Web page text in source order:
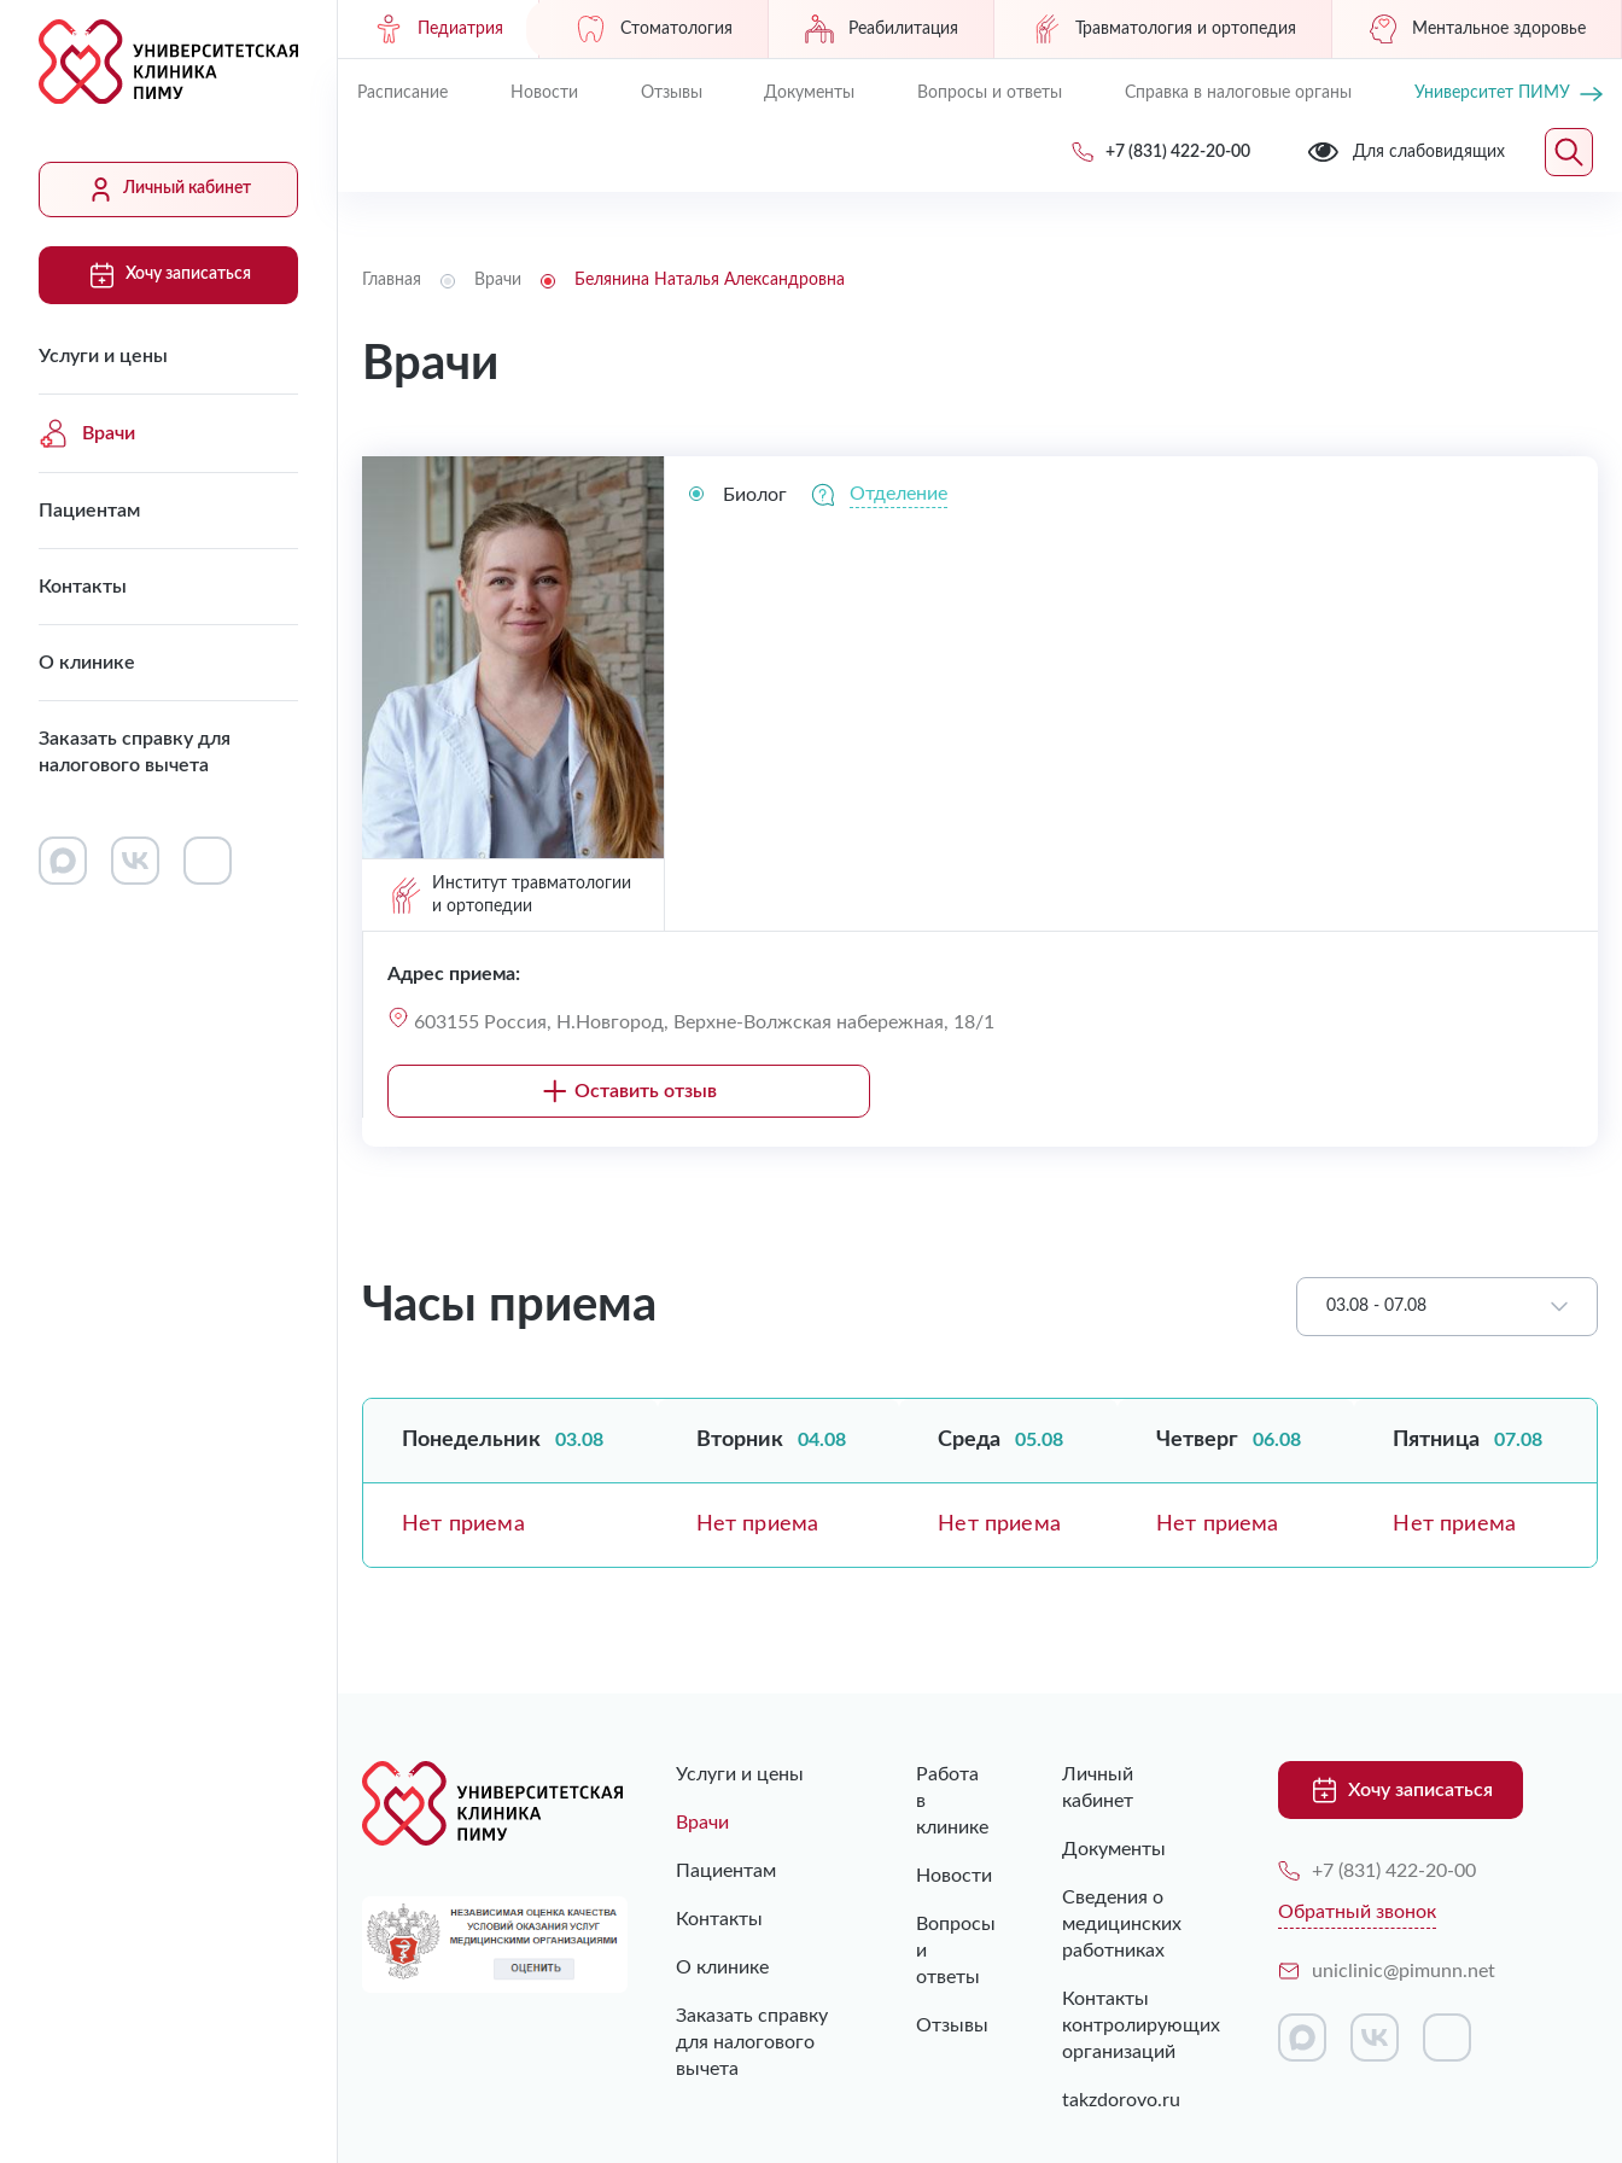
Личный кабинет
Хочу записаться
Услуги и цены
Врачи
Пациентам
Контакты
О клинике
Заказать справку для
налогового вычета
Педиатрия Стоматология Реабилитация Травматология и ортопедия Ментальное здоровье
Расписание Новости Отзывы Документы Вопросы и ответы Справка в налоговые органы Университет ПИМУ
+7 (831) 422-20-00 Для слабовидящих
Главная Врачи Белянина Наталья Александровна
Врачи
Институт травматологии
и ортопедии
Биолог Отделение
Адрес приема:
603155 Россия, Н.Новгород, Верхне-Волжская набережная, 18/1
Оставить отзыв
Часы приема 03.08 - 07.08
Понедельник 03.08
Нет приема
Вторник 04.08
Нет приема
Среда 05.08
Нет приема
Четверг 06.08
Нет приема
Пятница 07.08
Нет приема
Услуги и цены
Врачи
Пациентам
Контакты
О клинике
Заказать справку
для налогового
вычета
Работа
в
клинике
Новости
Вопросы
и
ответы
Отзывы
Личный
кабинет
Документы
Сведения о
медицинских
работниках
Контакты
контролирующих
организаций
takzdorovo.ru
Хочу записаться
+7 (831) 422-20-00
Обратный звонок
uniclinic@pimunn.net